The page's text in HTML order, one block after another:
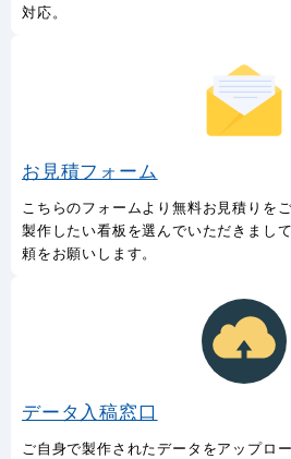
対応。
お見積フォーム
こちらのフォームより無料お見積りを
製作したい看板を選んでいただきまし
頼をお願いします。
データ入稿窓口
ご自身で製作されたデータをアップロ